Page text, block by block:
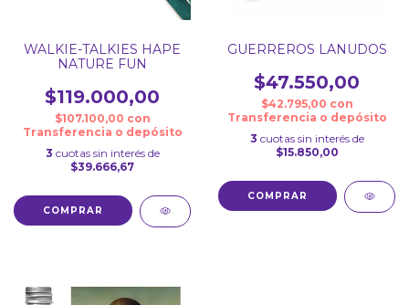
WALKIE-TALKIES HAPE
NATURE FUN
$119.000,00
$107.100,00 con
Transferencia o depósito
3 cuotas sin interés de
$39.666,67
GUERREROS LANUDOS
$47.550,00
$42.795,00 con
Transferencia o depósito
3 cuotas sin interés de
$15.850,00